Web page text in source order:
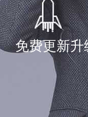
移动化
多终端支持